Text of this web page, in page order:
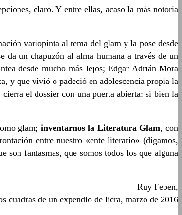
claro. Y entre ellas, acaso la más notoria
variopinta al tema del glam y la pose desde
da un chapuzón al alma humana a través de un
desde mucho más lejos; Edgar Adrián Mora
y que vivió o padeció en adolescencia propia la
el dossier con una puerta abierta: si bien la
glam; inventarnos la Literatura Glam, con
entre nuestro «ente literario» (digamos,
son fantasmas, que somos todos los que alguna
Ruy Feben,
cuadras de un expendio de licra, marzo de 2016